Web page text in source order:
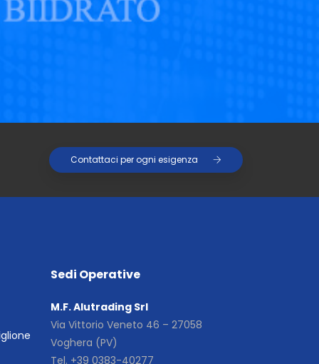
Contattaci per ogni esigenza
Sedi Operative
M.F. Alutrading Srl
Via Vittorio Veneto 46 – 27058
Voghera (PV)
Tel. +39 0383-40277